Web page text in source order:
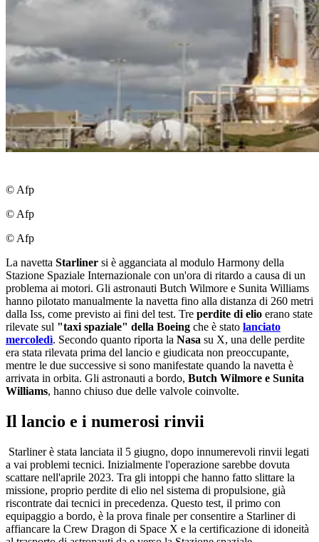
© Afp
© Afp
© Afp
La navetta Starliner si è agganciata al modulo Harmony della
Stazione Spaziale Internazionale con un'ora di ritardo a causa di un
problema ai motori. Gli astronauti Butch Wilmore e Sunita Williams
hanno pilotato manualmente la navetta fino alla distanza di 260 metri
dalla Iss, come previsto ai fini del test. Tre perdite di elio erano state
rilevate sul "taxi spaziale" della Boeing che è stato lanciato
mercoledì. Secondo quanto riporta la Nasa su X, una delle perdite
era stata rilevata prima del lancio e giudicata non preoccupante,
mentre le due successive si sono manifestate quando la navetta è
arrivata in orbita. Gli astronauti a bordo, Butch Wilmore e Sunita
Williams, hanno chiuso due delle valvole coinvolte.
Il lancio e i numerosi rinvii
Starliner è stata lanciata il 5 giugno, dopo innumerevoli rinvii legati
a vai problemi tecnici. Inizialmente l'operazione sarebbe dovuta
scattare nell'aprile 2023. Tra gli intoppi che hanno fatto slittare la
missione, proprio perdite di elio nel sistema di propulsione, già
riscontrate dai tecnici in precedenza. Questo test, il primo con
equipaggio a bordo, è la prova finale per consentire a Starliner di
affiancare la Crew Dragon di Space X e la certificazione di idoneità